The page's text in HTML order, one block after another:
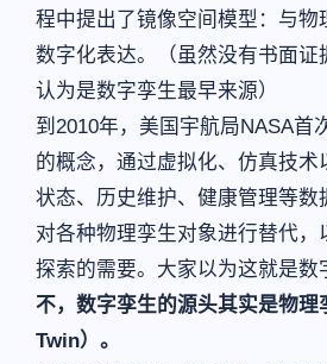
程中提出了镜像空间模型：与物
数字化表达。（虽然没有书面证
认为是数字孪生最早来源）
到2010年，美国宇航局NASA首
的概念，通过虚拟化、仿真技术
状态、历史维护、健康管理等数
对各种物理孪生对象进行替代，
探索的需要。大家以为这就是数
不，数字孪生的源头其实是物
Twin）。